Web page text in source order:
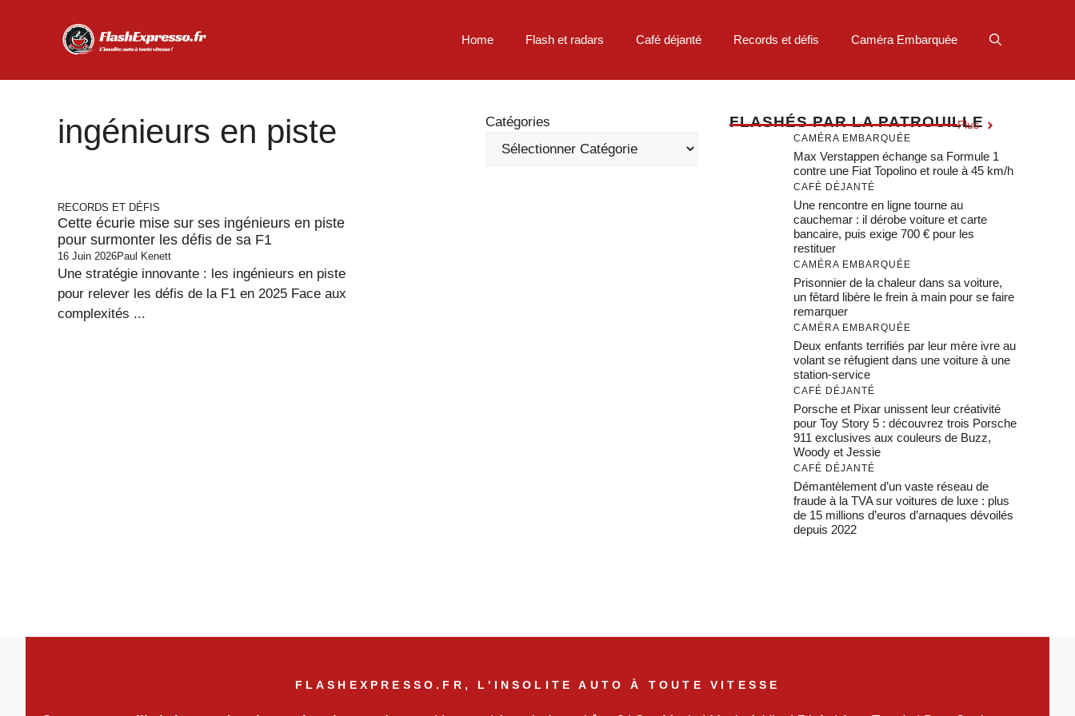
Home Flash et radars Café déjanté Records et défis Caméra Embarquée
ingénieurs en piste Catégories
RECORDS ET DÉFIS
Cette écurie mise sur ses ingénieurs en piste
pour surmonter les défis de sa F1
16 Juin 2026Paul Kenett
Une stratégie innovante : les ingénieurs en piste
pour relever les défis de la F1 en 2025 Face aux
complexités ...
FLASHÉS PAR LA PATROUILLE
Plus
CAMÉRA EMBARQUÉE
Max Verstappen échange sa Formule 1
contre une Fiat Topolino et roule à 45 km/h
CAFÉ DÉJANTÉ
Une rencontre en ligne tourne au
cauchemar : il dérobe voiture et carte
bancaire, puis exige 700 € pour les
restituer
CAMÉRA EMBARQUÉE
Prisonnier de la chaleur dans sa voiture,
un fêtard libère le frein à main pour se faire
remarquer
CAMÉRA EMBARQUÉE
Deux enfants terrifiés par leur mère ivre au
volant se réfugient dans une voiture à une
station-service
CAFÉ DÉJANTÉ
Porsche et Pixar unissent leur créativité
pour Toy Story 5 : découvrez trois Porsche
911 exclusives aux couleurs de Buzz,
Woody et Jessie
CAFÉ DÉJANTÉ
Démantèlement d’un vaste réseau de
fraude à la TVA sur voitures de luxe : plus
de 15 millions d’euros d’arnaques dévoilés
depuis 2022
FLASHEXPRESSO.FR, L'INSOLITE AUTO À TOUTE VITESSE